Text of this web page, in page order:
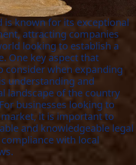
is known for its exceptional
attracting companies
looking to establish a
One key aspect that
consider when expanding
understanding and
landscape of the country
businesses looking to
it is important to
and knowledgeable legal
with local